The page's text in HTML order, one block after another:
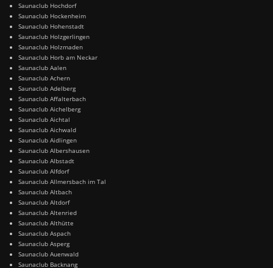
Saunaclub Hochdorf
Saunaclub Hockenheim
Saunaclub Hohenstadt
Saunaclub Holzgerlingen
Saunaclub Holzmaden
Saunaclub Horb am Neckar
Saunaclub Aalen
Saunaclub Achern
Saunaclub Adelberg
Saunaclub Affalterbach
Saunaclub Aichelberg
Saunaclub Aichtal
Saunaclub Aichwald
Saunaclub Aidlingen
Saunaclub Albershausen
Saunaclub Albstadt
Saunaclub Alfdorf
Saunaclub Allmersbach im Tal
Saunaclub Altbach
Saunaclub Altdorf
Saunaclub Altenried
Saunaclub Althütte
Saunaclub Aspach
Saunaclub Asperg
Saunaclub Auenwald
Saunaclub Backnang